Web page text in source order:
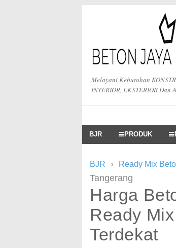
Melayani Kebutuhan
INTERIOR, EKSTERIOR Dan
BJR PRODUK
BJR › Ready Mix
Tangerang
Harga
Ready
Terdekat